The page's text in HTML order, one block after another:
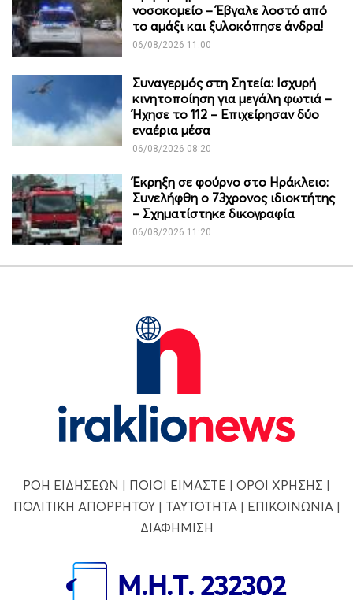
νοσοκομείο – Έβγαλε λοστό από
το αμάξι και ξυλοκόπησε άνδρα!
06/08/2026 11:00
Συναγερμός στη Σητεία: Ισχυρή
κινητοποίηση για μεγάλη φωτιά –
Ήχησε το 112 – Επιχείρησαν δύο
εναέρια μέσα
06/08/2026 08:20
Έκρηξη σε φούρνο στο Ηράκλειο:
Συνελήφθη ο 73χρονος ιδιοκτήτης
– Σχηματίστηκε δικογραφία
06/08/2026 11:20
ΡΟΗ ΕΙΔΗΣΕΩΝ | ΠΟΙΟΙ ΕΙΜΑΣΤΕ | ΟΡΟΙ ΧΡΗΣΗΣ |
ΠΟΛΙΤΙΚΗ ΑΠΟΡΡΗΤΟΥ| ΤΑΥΤΟΤΗΤΑ | ΕΠΙΚΟΙΝΩΝΙΑ |
ΔΙΑΦΗΜΙΣΗ